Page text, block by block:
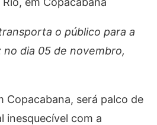
o público para a
no dia 05 de novembro,
Copacabana, será palco de
inesquecível com a